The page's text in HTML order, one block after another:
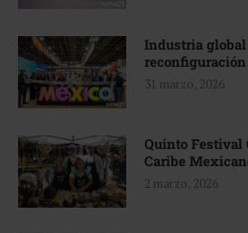
Industria global
reconfiguración
31 marzo, 2026
Quinto Festival
Caribe
2 marzo, 2026